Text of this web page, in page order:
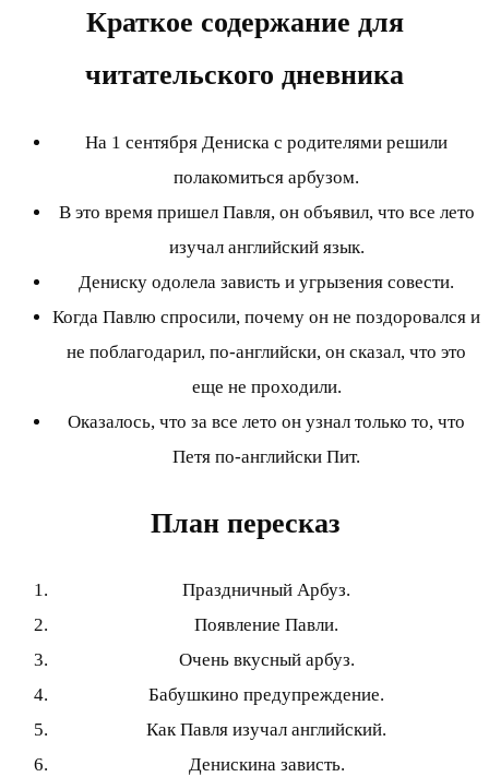
Краткое содержание для
читательского дневника
На 1 сентября Дениска с родителями решили
полакомиться арбузом.
В это время пришел Павля, он объявил, что все лето
изучал английский язык.
Дениску одолела зависть и угрызения совести.
Когда Павлю спросили, почему он не поздоровался и
не поблагодарил, по-английски, он сказал, что это
еще не проходили.
Оказалось, что за все лето он узнал только то, что
Петя по-английски Пит.
План пересказ
Праздничный Арбуз.
Появление Павли.
Очень вкусный арбуз.
Бабушкино предупреждение.
Как Павля изучал английский.
Денискина зависть.